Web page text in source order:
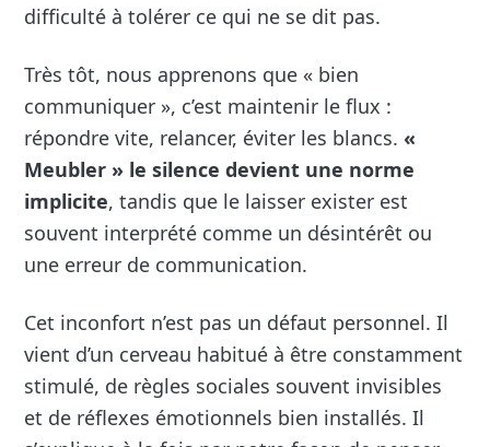
difficulté à tolérer ce qui ne se dit pas.
Très tôt, nous apprenons que « bien
communiquer », c’est maintenir le flux :
répondre vite, relancer, éviter les blancs. «
Meubler » le silence devient une norme
implicite, tandis que le laisser exister est
souvent interprété comme un désintérêt ou
une erreur de communication.
Cet inconfort n’est pas un défaut personnel. Il
vient d’un cerveau habitué à être constamment
stimulé, de règles sociales souvent invisibles
et de réflexes émotionnels bien installés. Il